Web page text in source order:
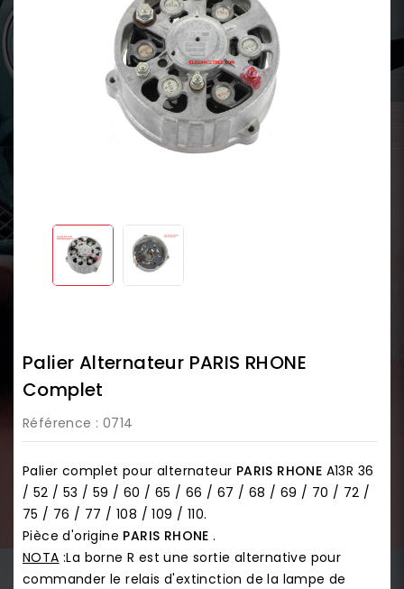
Palier Alternateur PARIS RHONE
Complet
Référence : 0714
Palier complet pour alternateur PARIS RHONE A13R 36
/ 52 / 53 / 59 / 60 / 65 / 66 / 67 / 68 / 69 / 70 / 72 /
75 / 76 / 77 / 108 / 109 / 110.
Pièce d'origine PARIS RHONE .
NOTA :La borne R est une sortie alternative pour
commander le relais d'extinction de la lampe de